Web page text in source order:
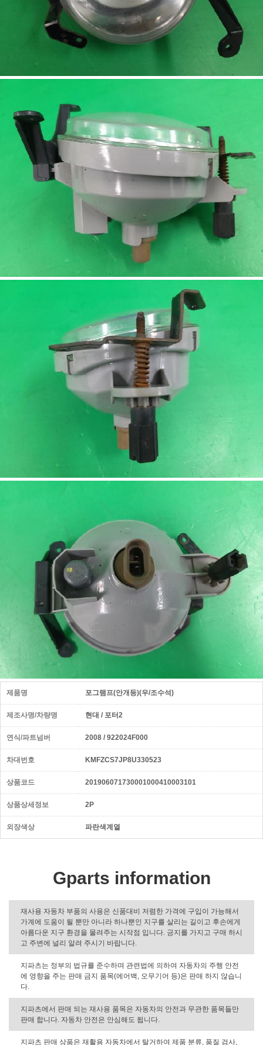
제품명 포그램프(안개등)(우/조수석)
제조사명/차량명 현대 / 포터2
연식/파트넘버 2008 / 922024F000
차대번호 KMFZCS7JP8U330523
상품코드 201906071730001000410003101
상품상세정보 2P
외장색상 파란색계열
Gparts information
재사용 자동차 부품의 사용은 신품대비 저렴한 가격에 구입이 가능해서
가계에 도움이 될 뿐만 아니라 하나뿐인 지구를 살리는 길이고 후손에게
아름다운 지구 환경을 물려주는 시작점 입니다. 긍지를 가지고 구매 하시
고 주변에 널리 알려 주시기 바랍니다.
지파츠는 정부의 법규를 준수하며 관련법에 의하여 자동차의 주행 안전
에 영향을 주는 판매 금지 품목(에어백, 오무기어 등)은 판매 하지 않습니
다.
지파츠에서 판매 되는 재사용 품목은 자동차의 안전과 무관한 품목들만
판매 합니다. 자동차 안전은 안심해도 됩니다.
지파츠 판매 상품은 재활용 자동차에서 탈거하여 제품 분류, 품질 검사,